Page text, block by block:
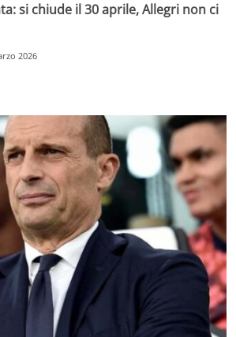
si chiude il 30 aprile, Allegri non ci
2026